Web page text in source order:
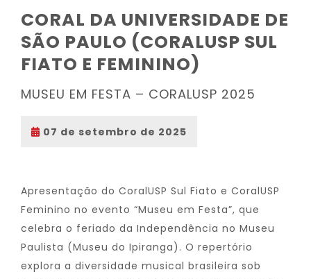
CORAL DA UNIVERSIDADE DE
SÃO PAULO (CORALUSP SUL
FIATO E FEMININO)
MUSEU EM FESTA – CORALUSP 2025
07 de setembro de 2025
Apresentação do CoralUSP Sul Fiato e CoralUSP
Feminino no evento “Museu em Festa”, que
celebra o feriado da Independência no Museu
Paulista (Museu do Ipiranga). O repertório
explora a diversidade musical brasileira sob